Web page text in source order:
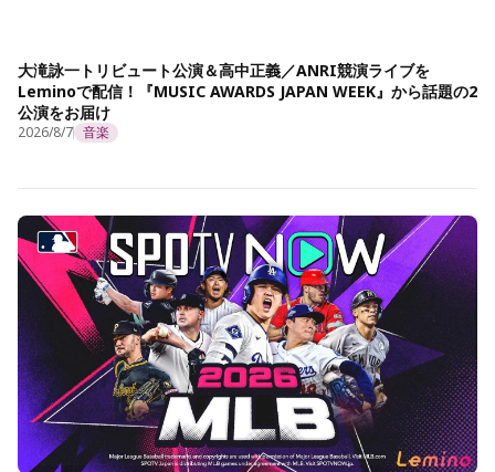
大滝詠一トリビュート公演＆高中正義／ANRI競演ライブを
Leminoで配信！『MUSIC AWARDS JAPAN WEEK』から話題の2
公演をお届け
2026/8/7 音楽